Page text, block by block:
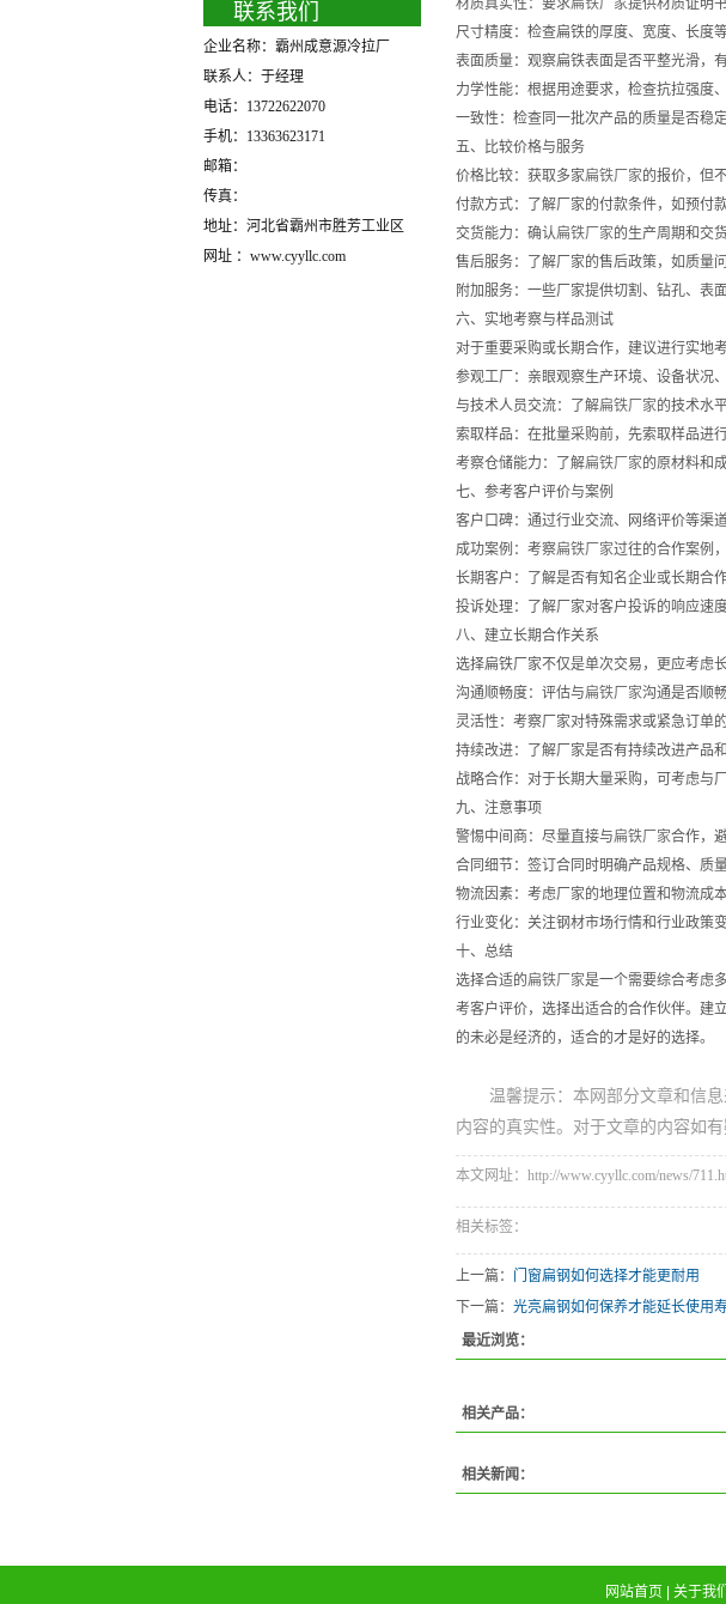
联系我们
企业名称：霸州成意源冷拉厂
联系人：于经理
电话：13722622070
手机：13363623171
邮箱：
传真：
地址：河北省霸州市胜芳工业区
网址 ：www.cyyllc.com
材质真实性：要求扁铁厂家提供材质证明
尺寸精度：检查扁铁的厚度、宽度、长度
表面质量：观察扁铁表面是否平整光滑，
力学性能：根据用途要求，检查抗拉强度
一致性：检查同一批次产品的质量是否稳
五、比较价格与服务
价格比较：获取多家扁铁厂家的报价，但
付款方式：了解厂家的付款条件，如预付
交货能力：确认扁铁厂家的生产周期和交
售后服务：了解厂家的售后政策，如质量
附加服务：一些厂家提供切割、钻孔、表
六、实地考察与样品测试
对于重要采购或长期合作，建议进行实地考
参观工厂：亲眼观察生产环境、设备状况
与技术人员交流：了解扁铁厂家的技术水
索取样品：在批量采购前，先索取样品进
考察仓储能力：了解扁铁厂家的原材料和
七、参考客户评价与案例
客户口碑：通过行业交流、网络评价等渠
成功案例：考察扁铁厂家过往的合作案例
长期客户：了解是否有知名企业或长期合
投诉处理：了解厂家对客户投诉的响应速
八、建立长期合作关系
选择扁铁厂家不仅是单次交易，更应考虑
沟通顺畅度：评估与扁铁厂家沟通是否顺
灵活性：考察厂家对特殊需求或紧急订单的
持续改进：了解厂家是否有持续改进产品
战略合作：对于长期大量采购，可考虑与
九、注意事项
警惕中间商：尽量直接与扁铁厂家合作，
合同细节：签订合同时明确产品规格、质
物流因素：考虑厂家的地理位置和物流成
行业变化：关注钢材市场行情和行业政策
十、总结
选择合适的扁铁厂家是一个需要综合考虑
考客户评价，选择出适合的合作伙伴。建
的未必是经济的，适合的才是好的选择。
温馨提示：本网部分文章和信
内容的真实性。对于文章的内容如
本文网址：http://www.cyyllc.com/news/
相关标签：
上一篇： 门窗扁钢如何选择才能更耐用
下一篇： 光亮扁钢如何保养才能延长使用
最近浏览：
相关产品：
相关新闻：
网站首页 关于我们